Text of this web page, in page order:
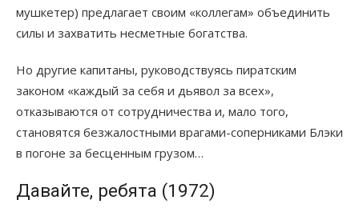
мушкетер) предлагает своим «коллегам» объединить
силы и захватить несметные богатства.
Но другие капитаны, руководствуясь пиратским
законом «каждый за себя и дьявол за всех»,
отказываются от сотрудничества и, мало того,
становятся безжалостными врагами-соперниками Блэки
в погоне за бесценным грузом…
Давайте, ребята (1972)